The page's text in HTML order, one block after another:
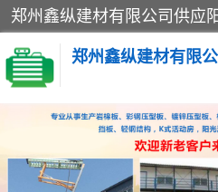
郑州鑫纵建材有限
高空瓦机租赁